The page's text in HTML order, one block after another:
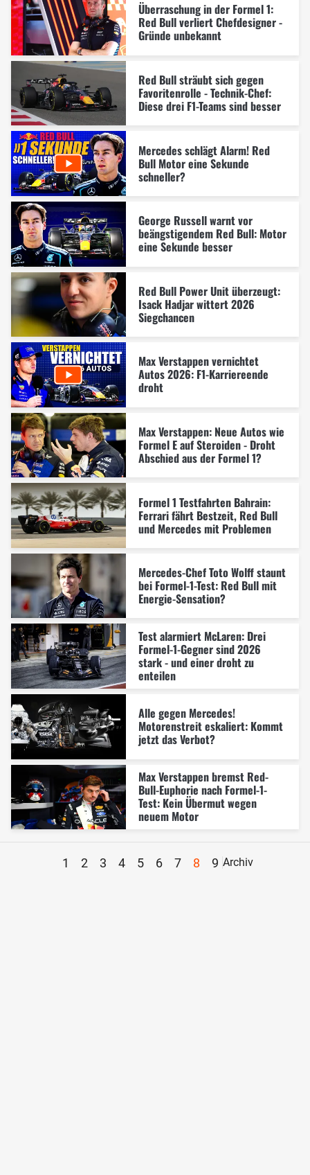
Überraschung in der Formel 1:
Red Bull verliert Chefdesigner -
Gründe unbekannt
Red Bull sträubt sich gegen
Favoritenrolle - Technik-Chef:
Diese drei F1-Teams sind besser
Mercedes schlägt Alarm! Red
Bull Motor eine Sekunde
schneller?
George Russell warnt vor
beängstigendem Red Bull: Motor
eine Sekunde besser
Red Bull Power Unit überzeugt:
Isack Hadjar wittert 2026
Siegchancen
Max Verstappen vernichtet
Autos 2026: F1-Karriereende
droht
Max Verstappen: Neue Autos wie
Formel E auf Steroiden - Droht
Abschied aus der Formel 1?
Formel 1 Testfahrten Bahrain:
Ferrari fährt Bestzeit, Red Bull
und Mercedes mit Problemen
Mercedes-Chef Toto Wolff staunt
bei Formel-1-Test: Red Bull mit
Energie-Sensation?
Test alarmiert McLaren: Drei
Formel-1-Gegner sind 2026
stark - und einer droht zu
enteilen
Alle gegen Mercedes!
Motorenstreit eskaliert: Kommt
jetzt das Verbot?
Max Verstappen bremst Red-
Bull-Euphorie nach Formel-1-
Test: Kein Übermut wegen
neuem Motor
1 2 3 4 5 6 7 8 9 Archiv